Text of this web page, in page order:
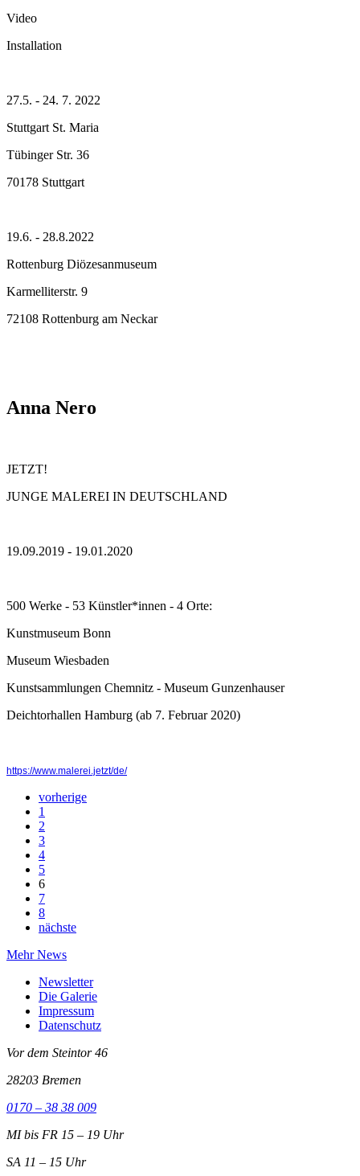
Video
Installation
27.5. - 24. 7. 2022
Stuttgart St. Maria
Tübinger Str. 36
70178 Stuttgart
19.6. - 28.8.2022
Rottenburg Diözesanmuseum
Karmelliterstr. 9
72108 Rottenburg am Neckar
Anna Nero
JETZT!
JUNGE MALEREI IN DEUTSCHLAND
19.09.2019 - 19.01.2020
500 Werke - 53 Künstler*innen - 4 Orte:
Kunstmuseum Bonn
Museum Wiesbaden
Kunstsammlungen Chemnitz - Museum Gunzenhauser
Deichtorhallen Hamburg (ab 7. Februar 2020)
https://www.malerei.jetzt/de/
vorherige
1
2
3
4
5
6
7
8
nächste
Mehr News
Newsletter
Die Galerie
Impressum
Datenschutz
Vor dem Steintor 46
28203 Bremen
0170 – 38 38 009
MI bis FR 15 – 19 Uhr
SA 11 – 15 Uhr